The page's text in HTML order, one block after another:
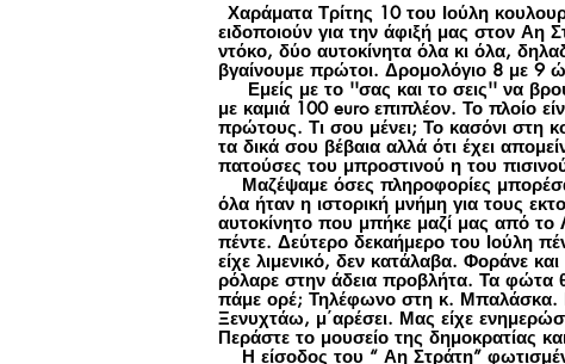
Χαράματα Τρίτης 10 του Ιούλη
ειδοποιούν για την άφιξή μας στον
ντόκο, δύο αυτοκίνητα όλα κι όλα,
βγαίνουμε πρώτοι. Δρομολόγιο 8 με 9
Εμείς με το ''σας και το σεις'' να
με καμιά 100 euro επιπλέον. Το πλοίο
πρώτους. Τι σου μένει; Το κασόνι στη
τα δικά σου βέβαια αλλά ότι έχει
πατούσες του μπροστινού η του
Μαζέψαμε όσες πληροφορίες
όλα ήταν η ιστορική μνήμη για τους
αυτοκίνητο που μπήκε μαζί μας από το
πέντε. Δεύτερο δεκαήμερο του Ιούλη
είχε λιμενικό, δεν κατάλαβα. Φοράνε
ρόλαρε στην άδεια προβλήτα. Τα φώτα
πάμε ορέ; Τηλέφωνο στη κ. Μπαλάσκα.
Ξενυχτάω, μ΄αρέσει. Μας είχε
Περάστε το μουσείο της δημοκρατίας
Η είσοδος του “ Αη Στράτη”